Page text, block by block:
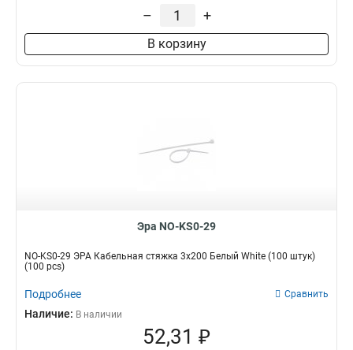
– +
В корзину
Эра NO-KS0-29
NO-KS0-29 ЭРА Кабельная стяжка 3x200 Белый White (100 штук)
(100 pcs)
Подробнее Сравнить
Наличие: В наличии
52,31 ₽